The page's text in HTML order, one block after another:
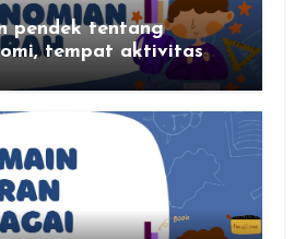
pendek tentang
tempat aktivitas